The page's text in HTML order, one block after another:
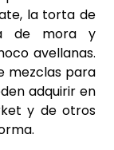
la torta de
de mora y
avellanas.
mezclas para
adquirir en
y de otros